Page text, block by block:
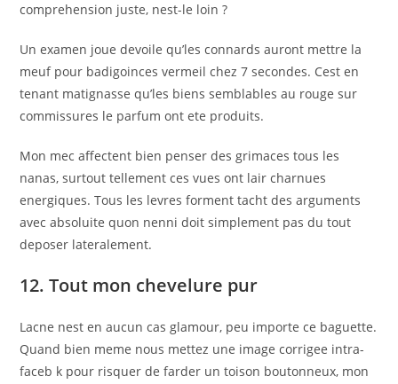
comprehension juste, nest-le loin ?
Un examen joue devoile qu’les connards auront mettre la
meuf pour badigoinces vermeil chez 7 secondes. Cest en
tenant matignasse qu’les biens semblables au rouge sur
commissures le parfum ont ete produits.
Mon mec affectent bien penser des grimaces tous les
nanas, surtout tellement ces vues ont lair charnues
energiques. Tous les levres forment tacht des arguments
avec absoluite quon nenni doit simplement pas du tout
deposer lateralement.
12. Tout mon chevelure pur
Lacne nest en aucun cas glamour, peu importe ce baguette.
Quand bien meme nous mettez une image corrigee intra-
faceb k pour risquer de farder un toison boutonneux, mon